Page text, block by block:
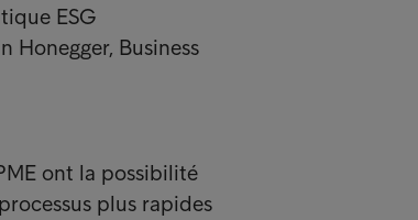
ESG
Honegger, Business
ont la possibilité
plus rapides